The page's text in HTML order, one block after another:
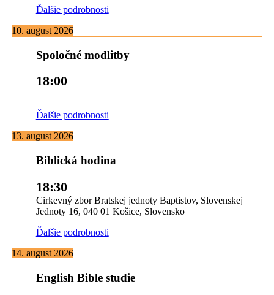
Ďalšie podrobnosti
10. august 2026
Spoločné modlitby
18:00
Ďalšie podrobnosti
13. august 2026
Biblická hodina
18:30
Cirkevný zbor Bratskej jednoty Baptistov, Slovenskej
Jednoty 16, 040 01 Košice, Slovensko
Ďalšie podrobnosti
14. august 2026
English Bible studie